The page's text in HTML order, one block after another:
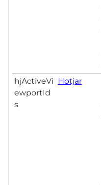
hjActiveVi
ewportId
s
Hotjar